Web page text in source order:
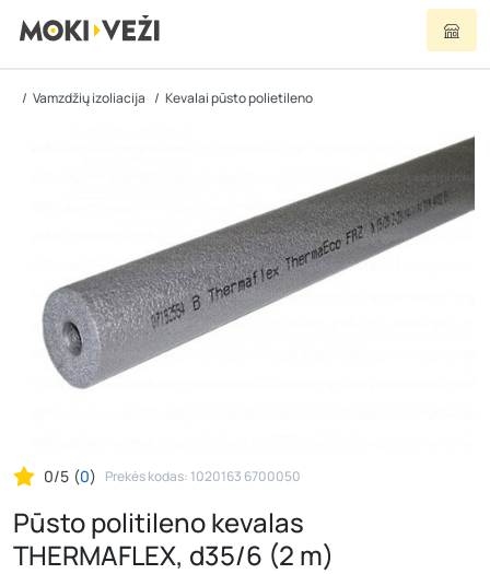
Vamzdžių izoliacija Kevalai pūsto polietileno
0/5 (0) Prekės kodas: 1020163 6700050
Pūsto politileno kevalas
THERMAFLEX, d35/6 (2 m)